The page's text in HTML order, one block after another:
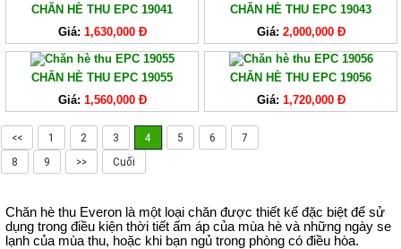
CHĂN HÈ THU EPC 19041
Giá: 1,630,000 Đ
CHĂN HÈ THU EPC 19043
Giá: 2,000,000 Đ
CHĂN HÈ THU EPC 19055
Giá: 1,560,000 Đ
CHĂN HÈ THU EPC 19056
Giá: 1,720,000 Đ
<< 1 2 3 4 5 6
7
8
9 >> Cuối
Chăn hè thu Everon là một loại chăn được thiết kế đặc biệt để sử
dụng trong điều kiện thời tiết ấm áp của mùa hè và những ngày se
lạnh của mùa thu, hoặc khi bạn ngủ trong phòng có điều hòa.